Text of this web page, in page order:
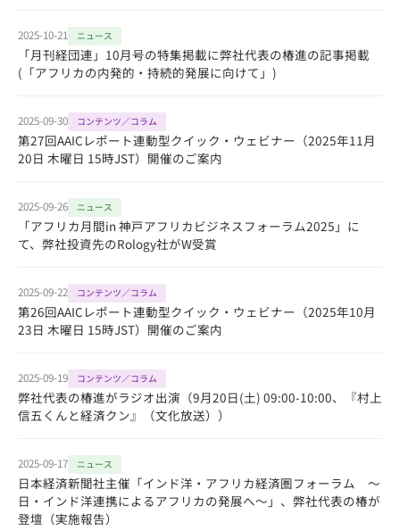
2025-10-21 ニュース
「月刊経団連」10月号の特集掲載に弊社代表の椿進の記事掲載
(「アフリカの内発的・持続的発展に向けて」)
2025-09-30 コンテンツ／コラム
第27回AAICレポート連動型クイック・ウェビナー（2025年11月
20日 木曜日 15時JST）開催のご案内
2025-09-26 ニュース
「アフリカ月間in 神戸アフリカビジネスフォーラム2025」に
て、弊社投資先のRology社がW受賞
2025-09-22 コンテンツ／コラム
第26回AAICレポート連動型クイック・ウェビナー（2025年10月
23日 木曜日 15時JST）開催のご案内
2025-09-19 コンテンツ／コラム
弊社代表の椿進がラジオ出演（9月20日(土) 09:00-10:00、『村上
信五くんと経済クン』（文化放送））
2025-09-17 ニュース
日本経済新聞社主催「インド洋・アフリカ経済圏フォーラム ～
日・インド洋連携によるアフリカの発展へ～」、弊社代表の椿が
登壇（実施報告）